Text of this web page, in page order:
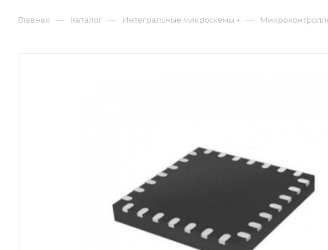
Главная — Каталог — Интегральные микросхемы —